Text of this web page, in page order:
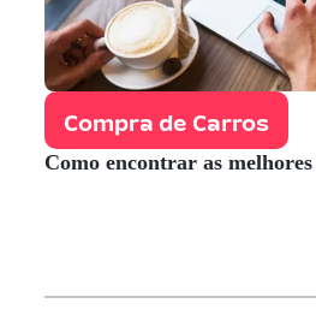
Compra de Carros
Como encontrar as